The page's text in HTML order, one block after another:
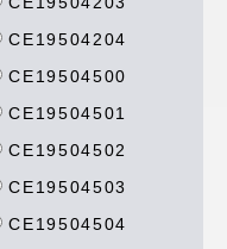
CE19504204
CE19504500
CE19504501
CE19504502
CE19504503
CE19504504